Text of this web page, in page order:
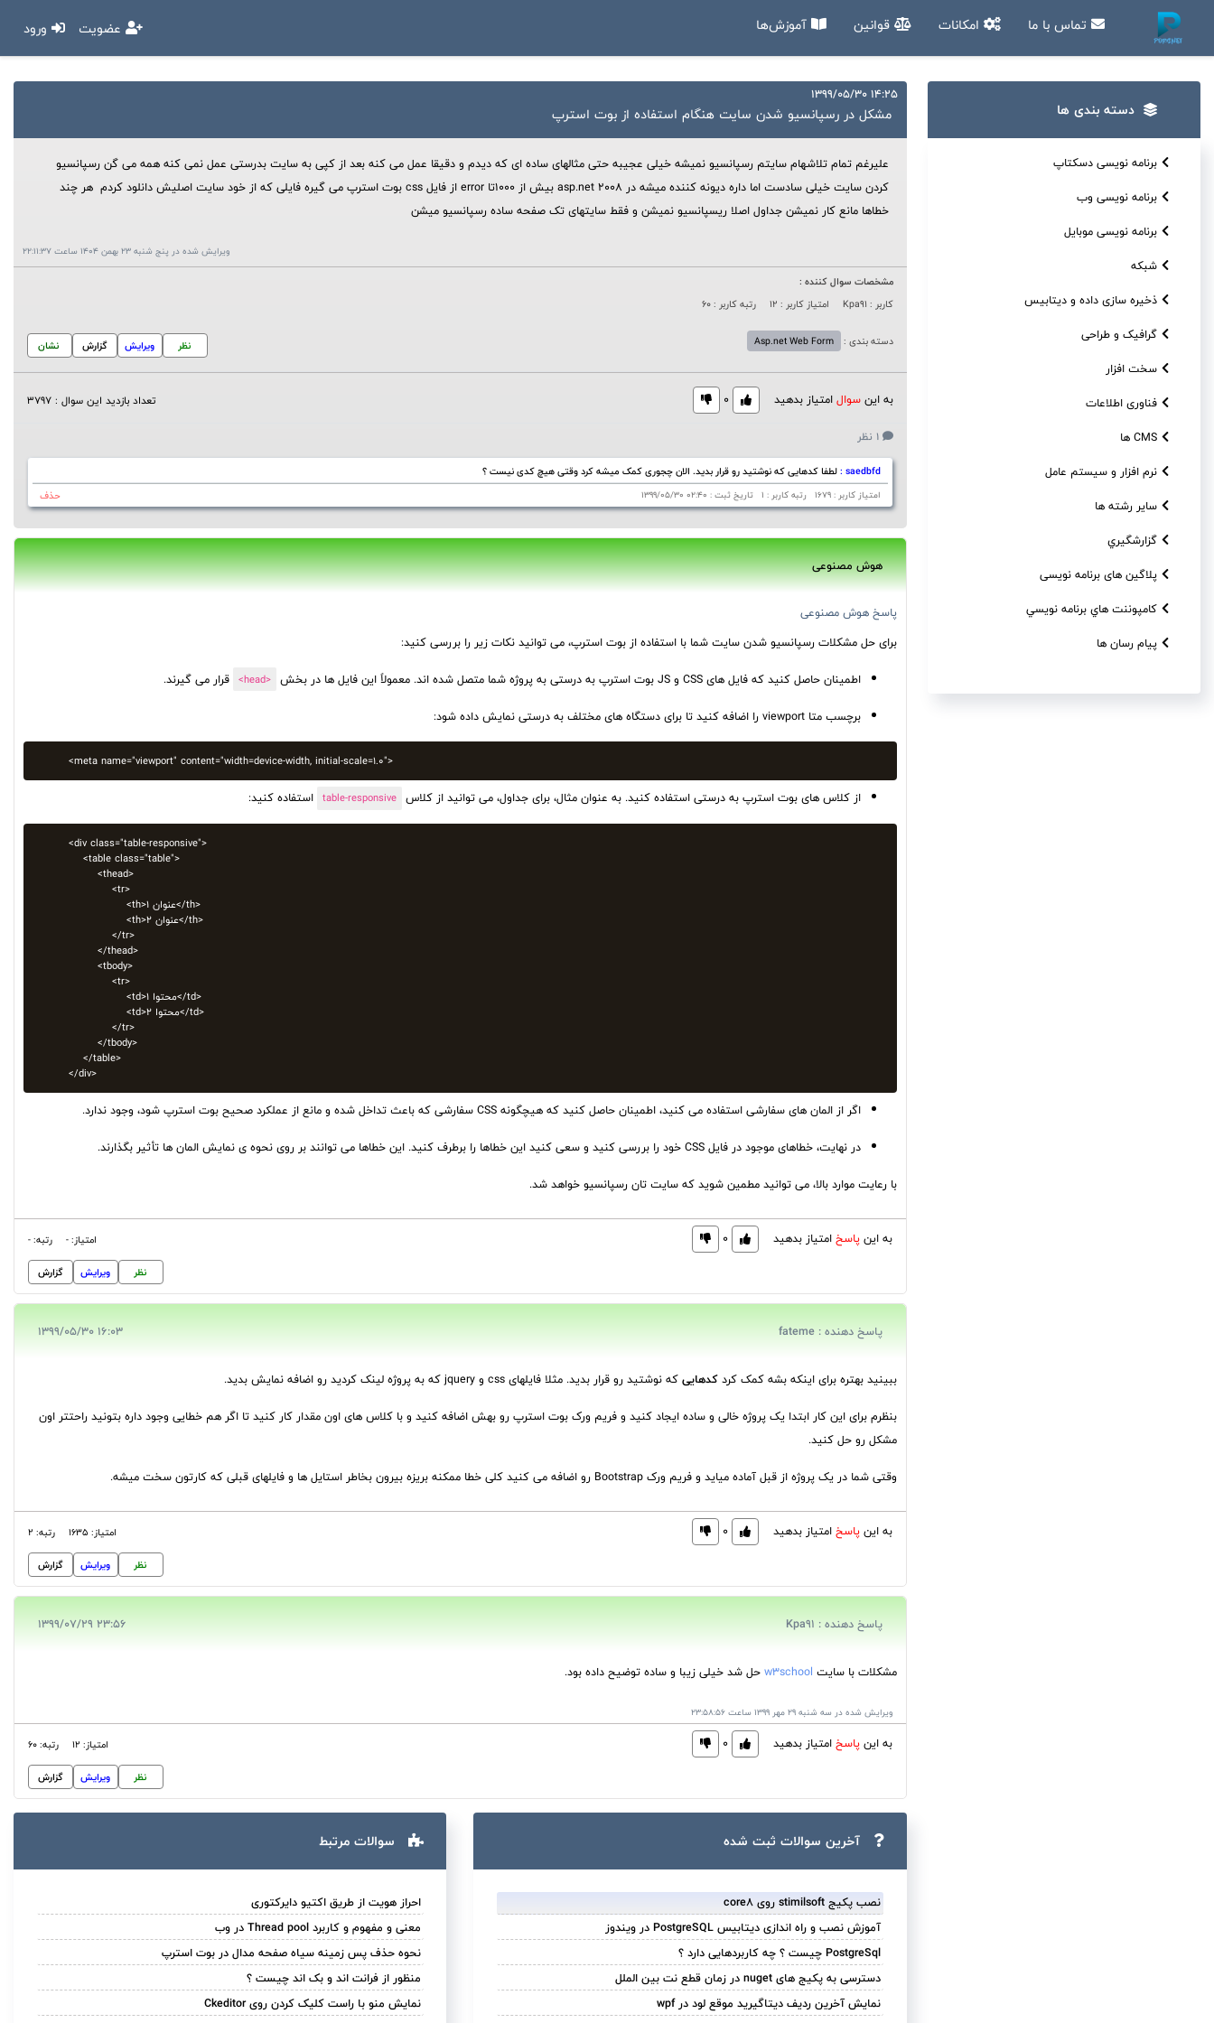
تماس با ما امکانات قوانین آموزش‌ها ورود عضویت
دسته بندی ها
برنامه نویسی دسکتاپ
برنامه نویسی وب
برنامه نویسی موبایل
شبکه
ذخیره سازی داده و دیتابیس
گرافیک و طراحی
سخت افزار
فناوری اطلاعات
CMS ها
نرم افزار و سیستم عامل
سایر رشته ها
گزارشگيري
پلاگین های برنامه نویسی
کامپوننت هاي برنامه نويسي
پیام رسان ها
14:25 1399/05/30
مشکل در رسپانسیو شدن سایت هنگام استفاده از بوت استرپ
علیرغم تمام تلاشهام سایتم رسپانسیو نمیشه خیلی عجیبه حتی مثالهای ساده ای که دیدم و دقیقا عمل می کنه بعد از کپی به سایت بدرستی عمل نمی کنه همه می گن رسپانسیو
کردن سایت خیلی سادست اما داره دیونه کننده میشه در asp.net 2008 بیش از 1000تا error از فایل css بوت استرپ می گیره فایلی که از خود سایت اصلیش دانلود کردم هر چند
خطاها مانع کار نمیشن جداول اصلا ریسپانسیو نمیشن و فقط سایتهای تک صفحه ساده رسپانسیو میشن
ویرایش شده در پنج شنبه 23 بهمن 1404 ساعت 22:11:37
مشخصات سوال کننده :
کاربر : Kpa91
امتیاز کاربر : 12 رتبه کاربر : 60
دسته بندی : Asp.net Web Form نظر ویرایش گزارش نشان
به اینسوالامتیاز بدهید 0
تعداد بازدید این سوال : 3797
1 نظر
saedbfd : لطفا کدهایی که نوشتید رو قرار بدید. الان چجوری کمک میشه کرد وقتی هیچ کدی نیست ؟
امتیاز کاربر : 1679 رتبه کاربر : 1 تاریخ ثبت : 02:40 1399/05/30 حذف
هوش مصنوعی
پاسخ هوش مصنوعی
برای حل مشکلات رسپانسیو شدن سایت شما با استفاده از بوت استرپ، می توانید نکات زیر را بررسی کنید:
اطمینان حاصل کنید که فایل های CSS و JS بوت استرپ به درستی به پروژه شما متصل شده اند. معمولاً این فایل ها در بخش
<head> قرار می گیرند.
برچسب متا viewport را اضافه کنید تا برای دستگاه های مختلف به درستی نمایش داده شود:
<meta name="viewport" content="width=device-width, initial-scale=1.0">
از کلاس های بوت استرپ به درستی استفاده کنید. به عنوان مثال، برای جداول، می توانید از کلاس table-responsive استفاده کنید:
<div class="table-responsive">
    <table class="table">
        <thead>
            <tr>
                <th>عنوان 1</th>
                <th>عنوان 2</th>
            </tr>
        </thead>
        <tbody>
            <tr>
                <td>محتوا 1</td>
                <td>محتوا 2</td>
            </tr>
        </tbody>
    </table>
</div>
اگر از المان های سفارشی استفاده می کنید، اطمینان حاصل کنید که هیچگونه CSS سفارشی که باعث تداخل شده و مانع از عملکرد صحیح بوت استرپ شود، وجود ندارد.
در نهایت، خطاهای موجود در فایل CSS خود را بررسی کنید و سعی کنید این خطاها را برطرف کنید. این خطاها می توانند بر روی نحوه ی نمایش المان ها تأثیر بگذارند.
با رعایت موارد بالا، می توانید مطمین شوید که سایت تان رسپانسیو خواهد شد.
به اینپاسخامتیاز بدهید 0 امتیاز: -
رتبه: -
نظر
ویرایش گزارش
پاسخ دهنده : fateme 16:03 1399/05/30
ببینید بهتره برای اینکه بشه کمک کردکدهاییکه نوشتید رو قرار بدید. مثلا فایلهای css و jquery که به پروژه لینک کردید رو اضافه نمایش بدید.
بنظرم برای این کار ابتدا یک پروژه خالی و ساده ایجاد کنید و فریم ورک بوت استرپ رو بهش اضافه کنید و با کلاس های اون مقدار کار کنید تا اگر هم خطایی وجود داره بتونید راحتتر اون
مشکل رو حل کنید.
وقتی شما در یک پروژه از قبل آماده میاید و فریم ورک Bootstrap رو اضافه می کنید کلی خطا ممکنه بریزه بیرون بخاطر استایل ها و فایلهای قبلی که کارتون سخت میشه.
به اینپاسخامتیاز بدهید 0 امتیاز: 1635
رتبه: 2
نظر
ویرایش گزارش
پاسخ دهنده : Kpa91 23:56 1399/07/29
مشکلات با سایت w3schoolحل شد خیلی زیبا و ساده توضیح داده بود.
ویرایش شده در سه شنبه 29 مهر 1399 ساعت 23:58:56
به اینپاسخامتیاز بدهید 0 امتیاز: 12
رتبه: 60
نظر
ویرایش گزارش
آخرین سوالات ثبت ‌شده
نصب پکیج stimilsoft روی core8
آموزش نصب و راه اندازی دیتابیس PostgreSQL در ویندوز
PostgreSql چیست ؟ چه کاربردهایی دارد ؟
دسترسی به پکیج های nuget در زمان قطع نت بین الملل
نمایش آخرین ردیف دیتاگیرید موقع لود در wpf
سوالات مرتبط
احراز هویت از طریق اکتیو دایرکتوری
معنی و مفهوم و کاربرد Thread pool در وب
نحوه حذف پس زمینه سیاه صفحه مدال در بوت استرپ
منظور از فرانت اند و بک اند چیست ؟
نمایش منو با راست کلیک کردن روی Ckeditor